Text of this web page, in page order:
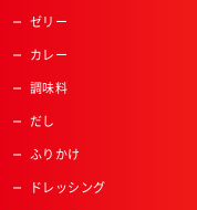
ゼリー
カレー
調味料
だし
ふりかけ
ドレッシング